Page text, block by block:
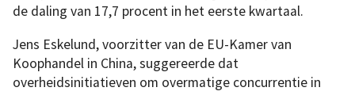
de daling van 17,7 procent in het eerste kwartaal.
Jens Eskelund, voorzitter van de EU-Kamer van
Koophandel in China, suggereerde dat
overheidsinitiatieven om overmatige concurrentie in